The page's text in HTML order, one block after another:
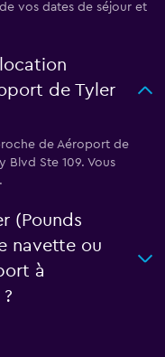
vos dates de séjour et
de Tyler
de Aéroport de
Blvd Ste 109. Vous
(Pounds
navette ou
à